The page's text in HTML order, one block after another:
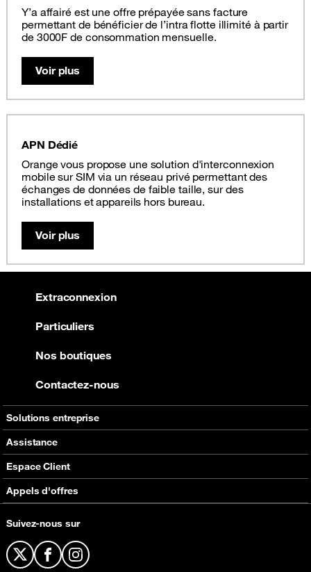
Y’a affairé est une offre prépayée sans facture
permettant de bénéficier de l’intra flotte illimité à partir
de 3000F de consommation mensuelle.
Voir plus
APN Dédié
Orange vous propose une solution d'interconnexion
mobile sur SIM via un réseau privé permettant des
échanges de données de faible taille, sur des
installations et appareils hors bureau.
Voir plus
Suivez-nous sur
X FacebookInstagram
Solutions entreprise
Services à valeur ajoutée
Orange Money
Equipements
Assistance
Contactez-nous
Plus d'assistance
Espace Client
Self Care
Réabonnement à la Fibre
Appels d'offres
Extraconnexion
Particuliers
Nos boutiques
Contactez-nous